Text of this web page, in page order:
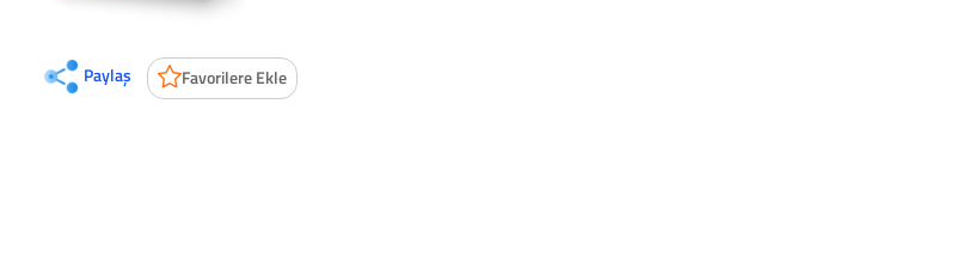
Paylaş Favorilere Ekle